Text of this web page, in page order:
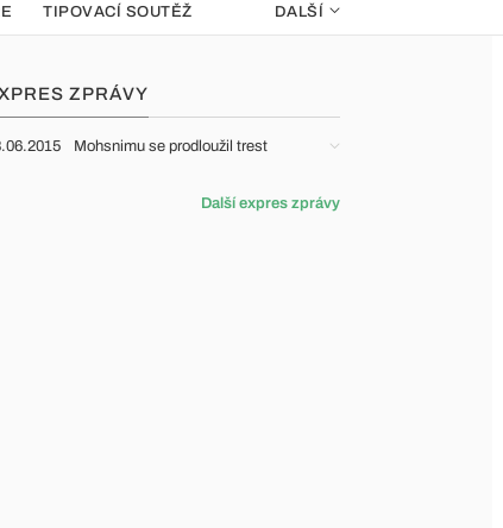
TIPOVACÍ SOUTĚŽ DALŠÍ
ZPRÁVY
Mohsnimu se prodloužil trest
Další expres zprávy